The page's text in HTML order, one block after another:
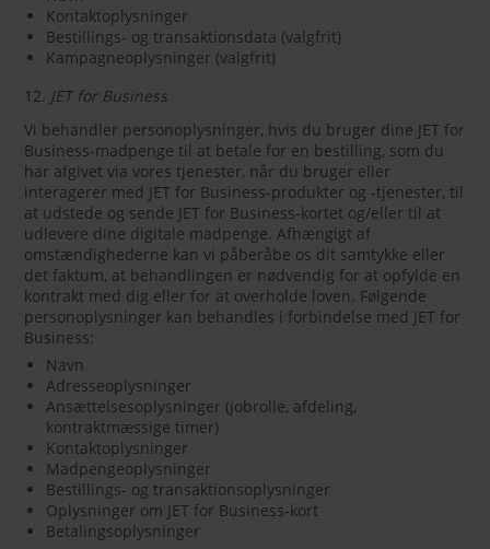
Kontaktoplysninger
Bestillings- og transaktionsdata (valgfrit)
Kampagneoplysninger (valgfrit)
12. JET for Business
Vi behandler personoplysninger, hvis du bruger dine JET for
Business-madpenge til at betale for en bestilling, som du
har afgivet via vores tjenester, når du bruger eller
interagerer med JET for Business-produkter og -tjenester, til
at udstede og sende JET for Business-kortet og/eller til at
udlevere dine digitale madpenge. Afhængigt af
omstændighederne kan vi påberåbe os dit samtykke eller
det faktum, at behandlingen er nødvendig for at opfylde en
kontrakt med dig eller for at overholde loven. Følgende
personoplysninger kan behandles i forbindelse med JET for
Business:
Navn
Adresseoplysninger
Ansættelsesoplysninger (jobrolle, afdeling,
kontraktmæssige timer)
Kontaktoplysninger
Madpengeoplysninger
Bestillings- og transaktionsoplysninger
Oplysninger om JET for Business-kort
Betalingsoplysninger